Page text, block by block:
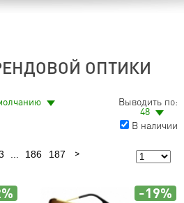
ОПТИКИ
Выводить по:
48
В наличии
186 187
-19%